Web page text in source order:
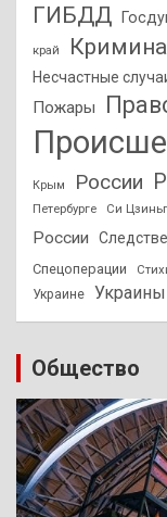
ГИБДД
край
Несчастные
Пожары
Крым России
Петербурге
Си
России
Спецоперации
Украине Украины
Общество